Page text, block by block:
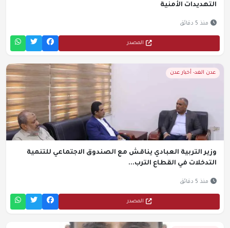
التهديدات الأمنية
منذ 5 دقائق
المصدر
عدن الغد- أخبار عدن
وزير التربية العبادي يناقش مع الصندوق الاجتماعي للتنمية
التدخلات في القطاع الترب...
منذ 5 دقائق
المصدر